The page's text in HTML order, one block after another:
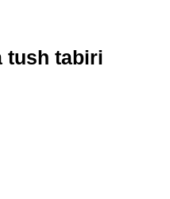
tush tabiri